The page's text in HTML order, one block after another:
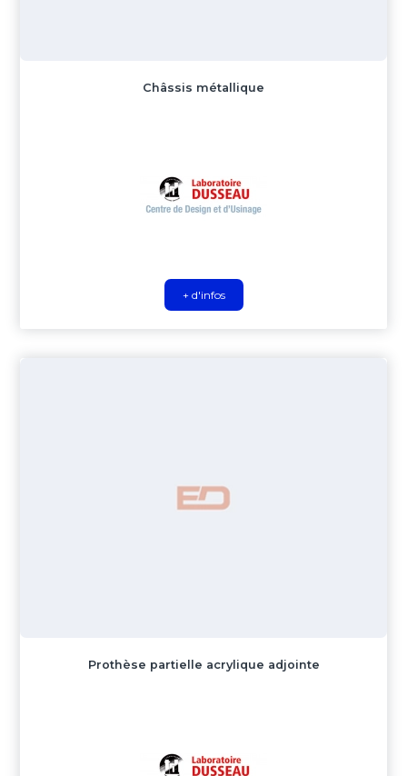
Châssis métallique
+ d'infos
Prothèse partielle acrylique adjointe